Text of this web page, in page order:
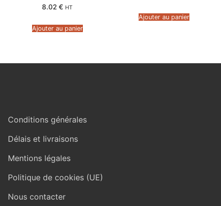
8.02 € HT
Ajouter au panier
Ajouter au panier
Conditions générales
Délais et livraisons
Mentions légales
Politique de cookies (UE)
Nous contacter